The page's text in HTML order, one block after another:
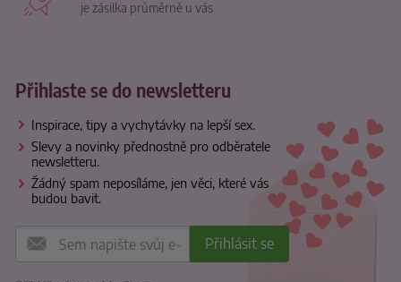
je zásilka průměrně u vás
Přihlaste se do newsletteru
Inspirace, tipy a vychytávky na lepší sex.
Slevy a novinky přednostně pro odběratele
newsletteru.
Žádný spam neposíláme, jen věci, které vás
budou bavit.